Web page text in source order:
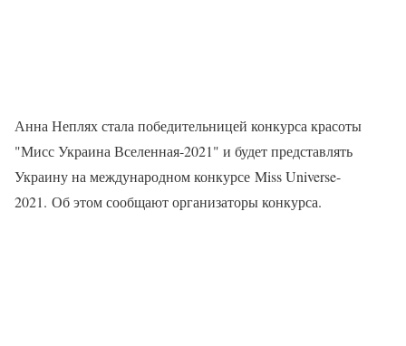
Анна Неплях стала победительницей конкурса красоты
"Мисс Украина Вселенная-2021" и будет представлять
Украину на международном конкурсе Miss Universe-
2021. Об этом сообщают организаторы конкурса.